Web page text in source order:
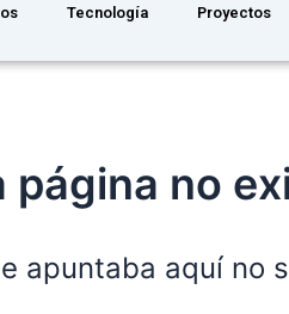
Tecnología Proyectos
página no
apuntaba aquí no